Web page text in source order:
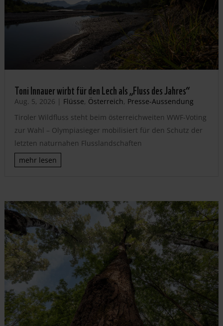
Toni Innauer wirbt für den Lech als „Fluss des Jahres“
Aug. 5, 2026 | Flüsse, Österreich, Presse-Aussendung
Tiroler Wildfluss steht beim österreichweiten WWF-Voting
zur Wahl – Olympiasieger mobilisiert für den Schutz der
letzten naturnahen Flusslandschaften
mehr lesen